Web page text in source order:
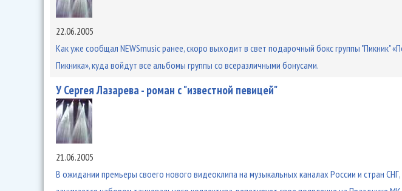
22.06.2005
Как уже сообщал NEWSmusic ранее, скоро выходит в свет подарочный бокс группы "Пикник"
Пикника», куда войдут все альбомы группы со всеразличными бонусами.
У Сергея Лазарева - роман с "известной певицей"
21.06.2005
В ожидании премьеры своего нового видеоклипа на музыкальных каналах России и стран СНГ,